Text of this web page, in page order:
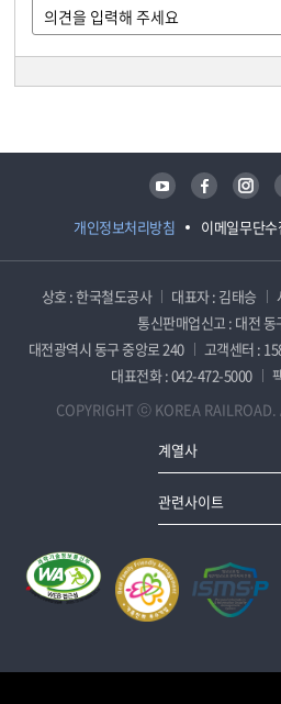
개인정보처리방침 이메일무단
유튜브 페이스북 인스타그램
상호 : 한국철도공사 대표자 : 김태승
통신판매업신고 : 대전
대전광역시 동구 중앙로 240
고객센터 :
대표전화 : 042-472-5000
COPYRIGHT ⓒ KOREA RAILROAD.
계열사
관련사이트